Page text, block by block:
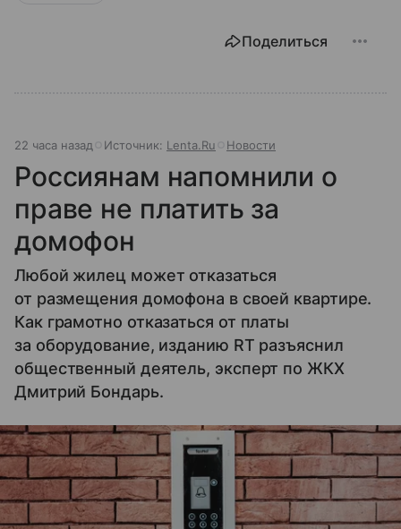
Поделиться
22 часа назад Источник: Lenta.Ru Новости
Россиянам напомнили о
праве не платить за
домофон
Любой жилец может отказаться
от размещения домофона в своей квартире.
Как грамотно отказаться от платы
за оборудование, изданию RT разъяснил
общественный деятель, эксперт по ЖКХ
Дмитрий Бондарь.